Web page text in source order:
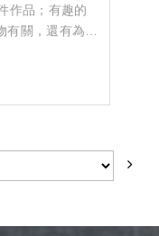
作品；有趣的
關，還有為家
的琉璃畫